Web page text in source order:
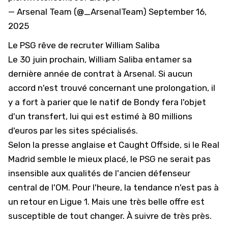
— Arsenal Team (@_ArsenalTeam) September 16,
2025
Le PSG rêve de recruter William Saliba
Le 30 juin prochain, William Saliba entamer sa
dernière année de contrat à Arsenal. Si aucun
accord n'est trouvé concernant une prolongation, il
y a fort à parier que le natif de Bondy fera l'objet
d'un transfert, lui qui est estimé à 80 millions
d'euros par les sites spécialisés.
Selon la presse anglaise et Caught Offside, si le Real
Madrid semble le mieux placé, le PSG ne serait pas
insensible aux qualités de l'ancien défenseur
central de l'OM. Pour l'heure, la tendance n'est pas à
un retour en Ligue 1. Mais une très belle offre est
susceptible de tout changer. À suivre de très près.